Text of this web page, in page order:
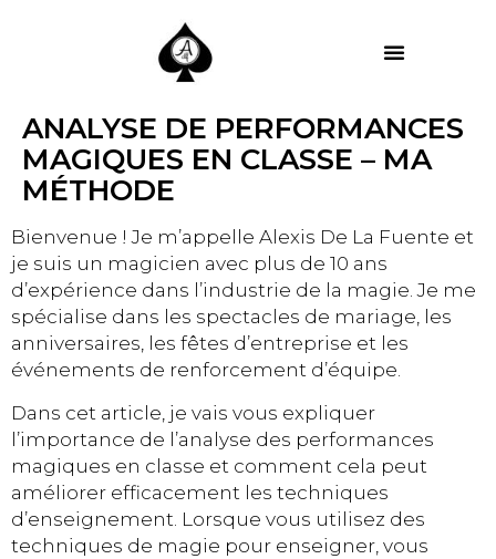
ANALYSE DE PERFORMANCES
MAGIQUES EN CLASSE – MA
MÉTHODE
Bienvenue ! Je m’appelle Alexis De La Fuente et
je suis un magicien avec plus de 10 ans
d’expérience dans l’industrie de la magie. Je me
spécialise dans les spectacles de mariage, les
anniversaires, les fêtes d’entreprise et les
événements de renforcement d’équipe.
Dans cet article, je vais vous expliquer
l’importance de l’analyse des performances
magiques en classe et comment cela peut
améliorer efficacement les techniques
d’enseignement. Lorsque vous utilisez des
techniques de magie pour enseigner, vous